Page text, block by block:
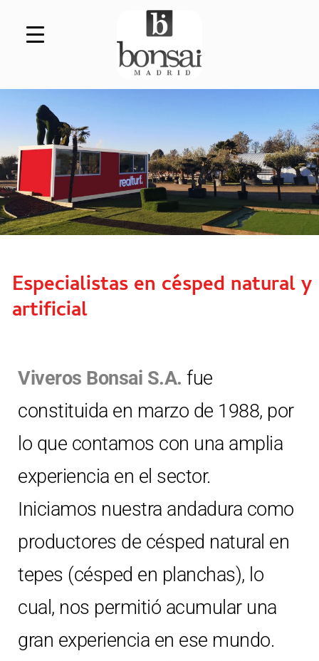
Saltar al contenido
Especialistas en césped natural y
artificial
Viveros Bonsai S.A. fue
constituida en marzo de 1988, por
lo que contamos con una amplia
experiencia en el sector.
Iniciamos nuestra andadura como
productores de césped natural en
tepes (césped en planchas), lo
cual, nos permitió acumular una
gran experiencia en ese mundo.